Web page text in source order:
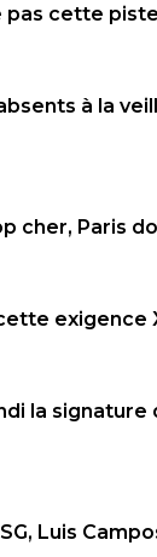
pas cette
à la
cher, Paris
exigence
la
Luis